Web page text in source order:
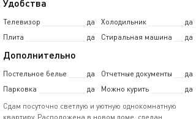
Удобства
Телевизор да Холодильник
да
Плита
да Стиральная машина да
Дополнительно
Постельное белье да Отчетные документы
да
Парковка
да Можно курить
да
Сдам посуточно светлую и уютную однокомнатную
квартиру. Расположена в новом доме, сделан